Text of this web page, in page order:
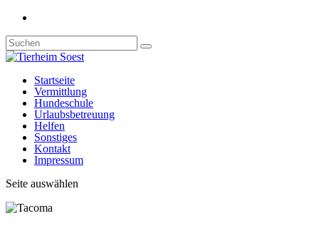
Startseite
Vermittlung
Hundeschule
Urlaubsbetreuung
Helfen
Sonstiges
Kontakt
Impressum
Seite auswählen